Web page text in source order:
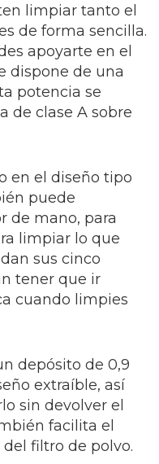
limpiar tanto el
de forma sencilla.
apoyarte en el
dispone de una
potencia se
de clase A sobre
en el diseño tipo
puede
de mano, para
limpiar lo que
sus cinco
tener que ir
cuando limpies
depósito de 0,9
extraíble, así
sin devolver el
facilita el
filtro de polvo.